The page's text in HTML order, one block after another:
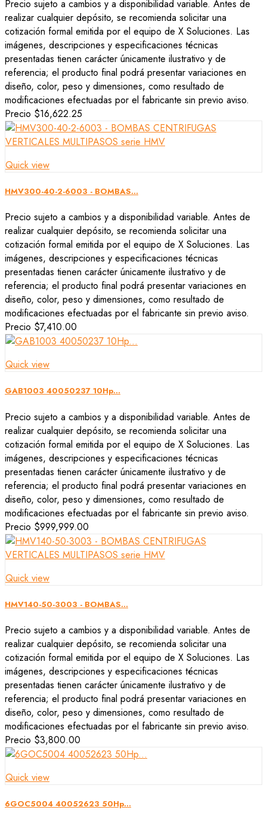
Precio sujeto a cambios y a disponibilidad variable. Antes de
realizar cualquier depósito, se recomienda solicitar una
cotización formal emitida por el equipo de X Soluciones. Las
imágenes, descripciones y especificaciones técnicas
presentadas tienen carácter únicamente ilustrativo y de
referencia; el producto final podrá presentar variaciones en
diseño, color, peso y dimensiones, como resultado de
modificaciones efectuadas por el fabricante sin previo aviso.
Precio $16,622.25
Quick view
HMV300-40-2-6003 - BOMBAS...
Precio sujeto a cambios y a disponibilidad variable. Antes de
realizar cualquier depósito, se recomienda solicitar una
cotización formal emitida por el equipo de X Soluciones. Las
imágenes, descripciones y especificaciones técnicas
presentadas tienen carácter únicamente ilustrativo y de
referencia; el producto final podrá presentar variaciones en
diseño, color, peso y dimensiones, como resultado de
modificaciones efectuadas por el fabricante sin previo aviso.
Precio $7,410.00
Quick view
GAB1003 40050237 10Hp...
Precio sujeto a cambios y a disponibilidad variable. Antes de
realizar cualquier depósito, se recomienda solicitar una
cotización formal emitida por el equipo de X Soluciones. Las
imágenes, descripciones y especificaciones técnicas
presentadas tienen carácter únicamente ilustrativo y de
referencia; el producto final podrá presentar variaciones en
diseño, color, peso y dimensiones, como resultado de
modificaciones efectuadas por el fabricante sin previo aviso.
Precio $999,999.00
Quick view
HMV140-50-3003 - BOMBAS...
Precio sujeto a cambios y a disponibilidad variable. Antes de
realizar cualquier depósito, se recomienda solicitar una
cotización formal emitida por el equipo de X Soluciones. Las
imágenes, descripciones y especificaciones técnicas
presentadas tienen carácter únicamente ilustrativo y de
referencia; el producto final podrá presentar variaciones en
diseño, color, peso y dimensiones, como resultado de
modificaciones efectuadas por el fabricante sin previo aviso.
Precio $3,800.00
Quick view
6GOC5004 40052623 50Hp...